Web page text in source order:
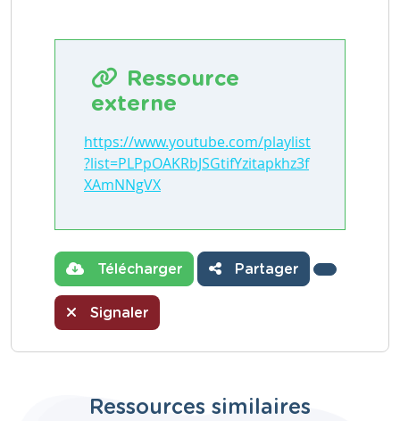
Ressource
externe
https://www.youtube.com/playlist
?list=PLPpOAKRbJSGtifYzitapkhz3f
XAmNNgVX
Télécharger Partager
Signaler
Ressources similaires